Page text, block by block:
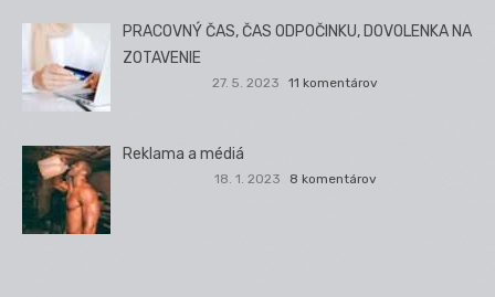
PRACOVNÝ ČAS, ČAS ODPOČINKU, DOVOLENKA NA
ZOTAVENIE
27. 5. 2023 11 komentárov
Reklama a médiá
18. 1. 2023 8 komentárov